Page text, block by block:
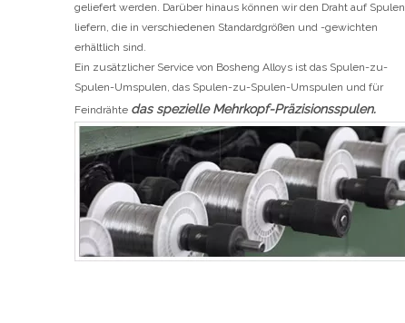
geliefert werden. Darüber hinaus können wir den Draht auf Spulen
liefern, die in verschiedenen Standardgrößen und -gewichten
erhältlich sind.
Ein zusätzlicher Service von Bosheng Alloys ist das Spulen-zu-
Spulen-Umspulen, das Spulen-zu-Spulen-Umspulen und für
Feindrähte das spezielle Mehrkopf-Präzisionsspulen.